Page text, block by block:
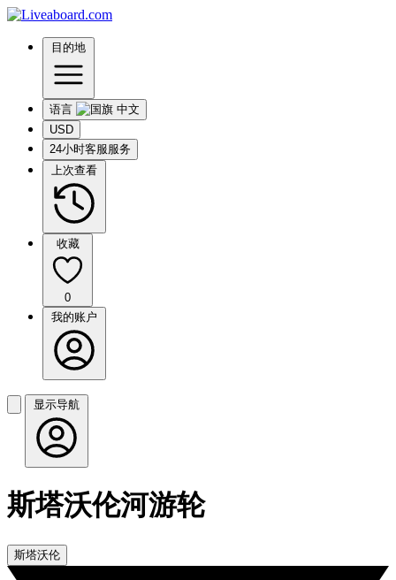
目的地
语言
USD
24小时客服服务
上次查看
收藏
0
我的账户
显示导航
斯塔沃伦河游轮
斯塔沃伦